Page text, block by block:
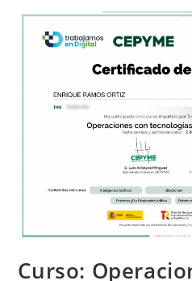
Curso: